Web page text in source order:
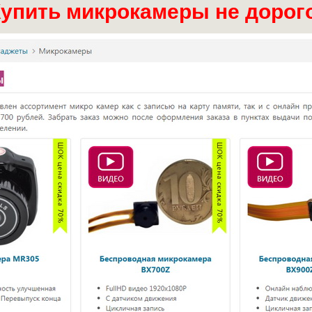
микрокамеры не